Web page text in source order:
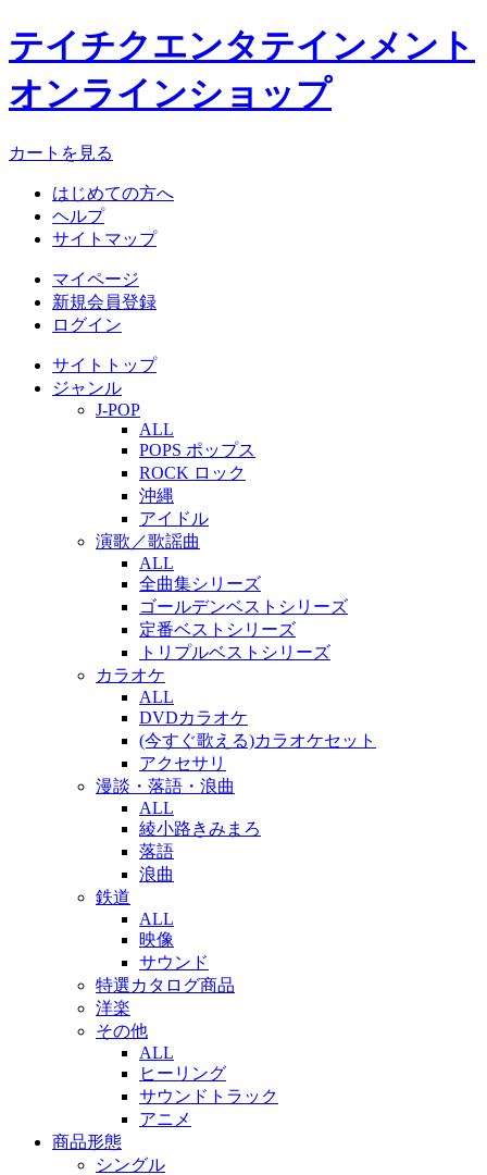
テイチクエンタテインメント
オンラインショップ
カートを見る
はじめての方へ
ヘルプ
サイトマップ
マイページ
新規会員登録
ログイン
サイトトップ
ジャンル
J-POP
ALL
POPS ポップス
ROCK ロック
沖縄
アイドル
演歌／歌謡曲
ALL
全曲集シリーズ
ゴールデンベストシリーズ
定番ベストシリーズ
トリプルベストシリーズ
カラオケ
ALL
DVDカラオケ
(今すぐ歌える)カラオケセット
アクセサリ
漫談・落語・浪曲
ALL
綾小路きみまろ
落語
浪曲
鉄道
ALL
映像
サウンド
特選カタログ商品
洋楽
その他
ALL
ヒーリング
サウンドトラック
アニメ
商品形態
シングル